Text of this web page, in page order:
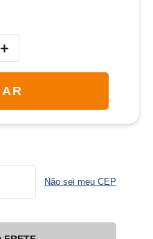
＋
Não sei meu CEP